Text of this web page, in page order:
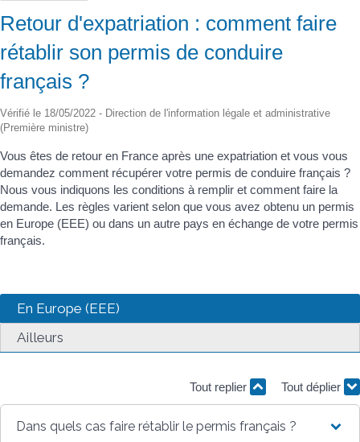
Retour d'expatriation : comment faire
rétablir son permis de conduire
français ?
Vérifié le 18/05/2022 - Direction de l'information légale et administrative
(Première ministre)
Vous êtes de retour en France après une expatriation et vous vous
demandez comment récupérer votre permis de conduire français ?
Nous vous indiquons les conditions à remplir et comment faire la
demande. Les règles varient selon que vous avez obtenu un permis
en Europe (EEE) ou dans un autre pays en échange de votre permis
français.
En Europe (EEE)
Ailleurs
Tout replier Tout déplier
Dans quels cas faire rétablir le permis français ?